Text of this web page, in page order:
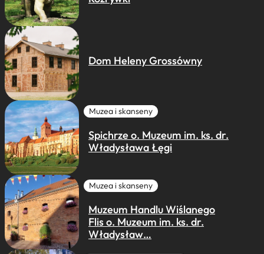
Kategoria
Dom Heleny Grossówny
Muzea i skanseny
Spichrze o. Muzeum im. ks. dr.
Władysława Łęgi
Muzea i skanseny
Muzeum Handlu Wiślanego
Flis o. Muzeum im. ks. dr.
Władysław…